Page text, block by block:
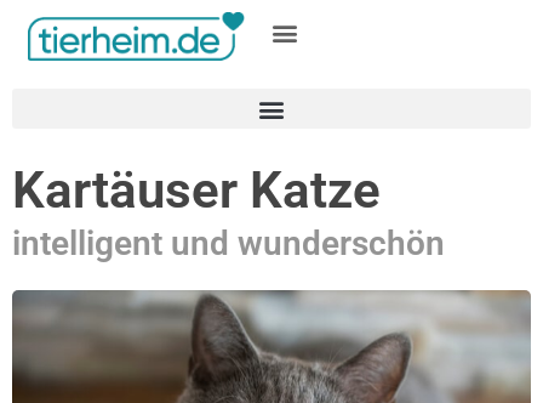
Kartäuser Katze
intelligent und wunderschön